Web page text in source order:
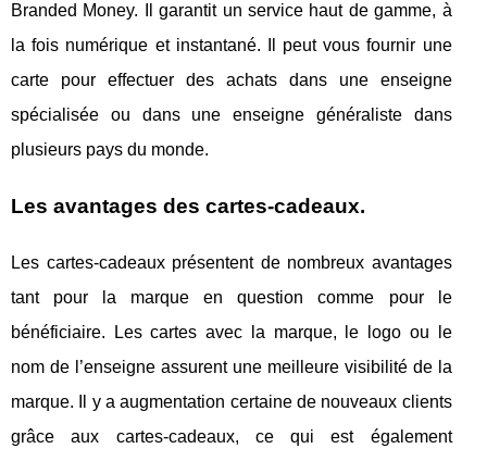
Branded Money. Il garantit un service haut de gamme, à
la fois numérique et instantané. Il peut vous fournir une
carte pour effectuer des achats dans une enseigne
spécialisée ou dans une enseigne généraliste dans
plusieurs pays du monde.
Les avantages des cartes-cadeaux.
Les cartes-cadeaux présentent de nombreux avantages
tant pour la marque en question comme pour le
bénéficiaire. Les cartes avec la marque, le logo ou le
nom de l’enseigne assurent une meilleure visibilité de la
marque. Il y a augmentation certaine de nouveaux clients
grâce aux cartes-cadeaux, ce qui est également